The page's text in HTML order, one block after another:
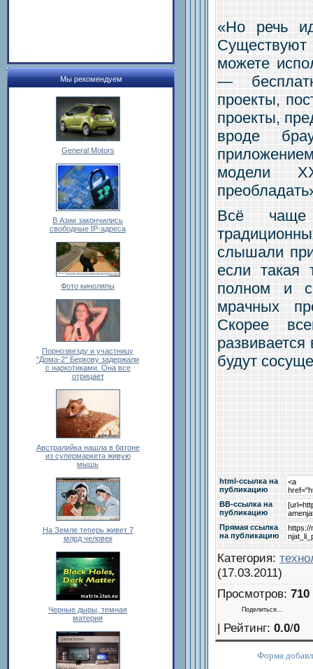
Мы рекомендуем
General Motors
В Азии закончились
свободные IP-адреса
Фото киноляпы
Порнозвезду и участницу
"Дома-2" Беркову задержали
с наркотиками. Она все
отрицает
Австралийка нашла в батоне
из супермаркета живую
мышь
На Земле теперь живет 7
млрд человек
Черные дыры, темная
материя
«Но речь
можете
—
проекты,
проекты,
вроде
модели
Всё
слышали
если такая
полном и
мрачных
Скорее
будут
html-cсылка на
публикацию
BB-cсылка на
публикацию
Прямая ссылка
на публикацию
Категория:
(17.03.2011)
Просмотров: 710
Поделиться…
| Рейтинг: 0.0/0
Форма